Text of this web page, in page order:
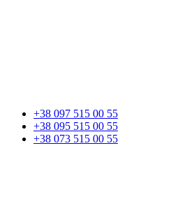
+38 097 515 00 55
+38 095 515 00 55
+38 073 515 00 55